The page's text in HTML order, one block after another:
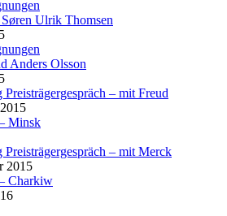
Ulrik Thomsen
Anders Olsson
Preisträgergespräch – mit Freud
Minsk
Preisträgergespräch – mit Merck
2015
Charkiw